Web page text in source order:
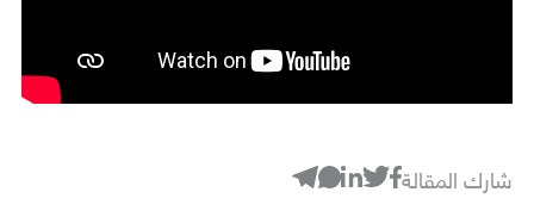
شارك المقالة